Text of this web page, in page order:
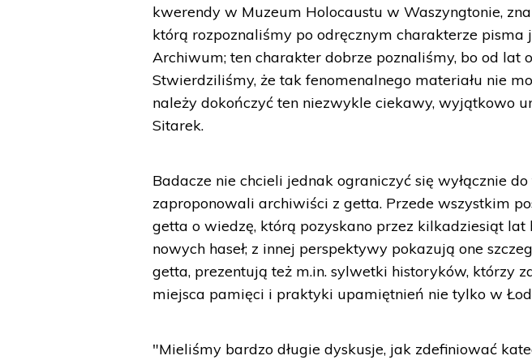
kwerendy w Muzeum Holocaustu w Waszyngtonie,
którą rozpoznaliśmy po odręcznym charakterze pisma
Archiwum; ten charakter dobrze poznaliśmy, bo od lat
Stwierdziliśmy, że tak fenomenalnego materiału nie
należy dokończyć ten niezwykle ciekawy, wyjątkowo
Sitarek.
Badacze nie chcieli jednak ograniczyć się wyłącznie do
zaproponowali archiwiści z getta. Przede wszystkim
getta o wiedzę, którą pozyskano przez kilkadziesiąt lat
nowych haseł; z innej perspektywy pokazują one
getta, prezentują też m.in. sylwetki historyków, którzy
miejsca pamięci i praktyki upamiętnień nie tylko w
"Mieliśmy bardzo długie dyskusje, jak zdefiniować